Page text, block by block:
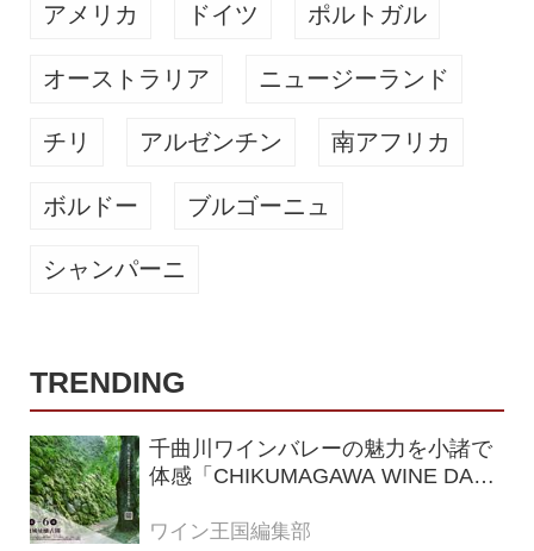
アメリカ ドイツ ポルトガル
オーストラリア ニュージーランド
チリ アルゼンチン 南アフリカ
ボルドー ブルゴーニュ
シャンパーニ
TRENDING
千曲川ワインバレーの魅力を小諸で
体感「CHIKUMAGAWA WINE DAYS
ワイン王国編集部